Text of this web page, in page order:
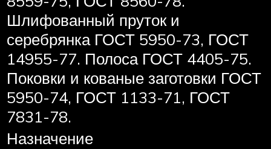
Шлифованный пруток и
серебрянка ГОСТ 5950-73, ГОСТ
14955-77. Полоса ГОСТ 4405-75.
Поковки и кованые заготовки ГОСТ
5950-74, ГОСТ 1133-71, ГОСТ
7831-78.
Назначение